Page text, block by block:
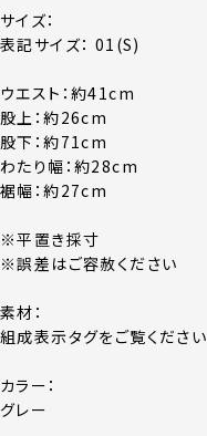
サイズ：
表記サイズ： 01(S)
ウエスト：約41cm
股上：約26cm
股下：約71cm
わたり幅：約28cm
裾幅：約27cm
※平置き採寸
※誤差はご容赦ください
素材：
組成表示タグをご覧ください
カラー：
グレー